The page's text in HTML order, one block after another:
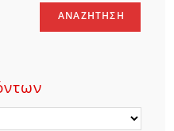
ΑΝΑΖΉΤΗΣΗ